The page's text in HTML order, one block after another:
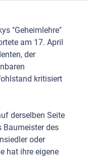
"Geheimlehre"
am 17. April
der
kritisiert
derselben Seite
Baumeister des
oder
hat ihre eigene